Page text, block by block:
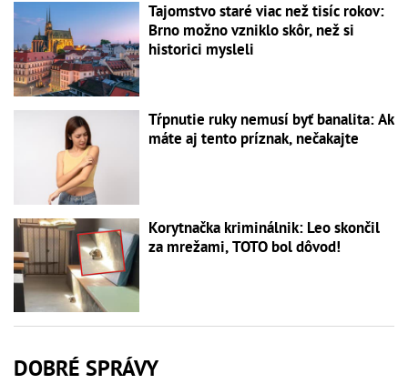
Tajomstvo staré viac než tisíc rokov:
Brno možno vzniklo skôr, než si
historici mysleli
Tŕpnutie ruky nemusí byť banalita: Ak
máte aj tento príznak, nečakajte
Korytnačka kriminálnik: Leo skončil
za mrežami, TOTO bol dôvod!
DOBRÉ SPRÁVY